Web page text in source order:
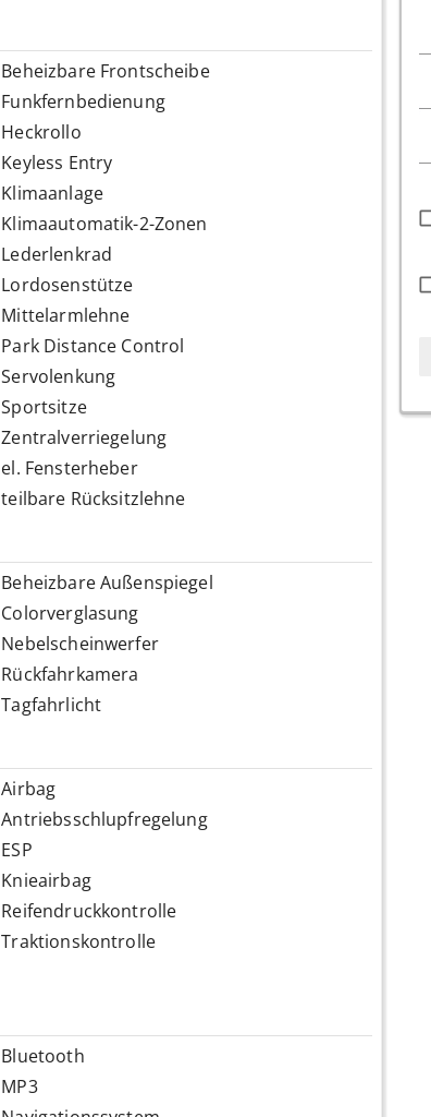
Beheizbare Frontscheibe
Funkfernbedienung
Heckrollo
Keyless Entry
Klimaanlage
Klimaautomatik-2-Zonen
Lederlenkrad
Lordosenstütze
Mittelarmlehne
Park Distance Control
Servolenkung
Sportsitze
Zentralverriegelung
el. Fensterheber
teilbare Rücksitzlehne
Beheizbare Außenspiegel
Colorverglasung
Nebelscheinwerfer
Rückfahrkamera
Tagfahrlicht
Airbag
Antriebsschlupfregelung
ESP
Knieairbag
Reifendruckkontrolle
Traktionskontrolle
Bluetooth
MP3